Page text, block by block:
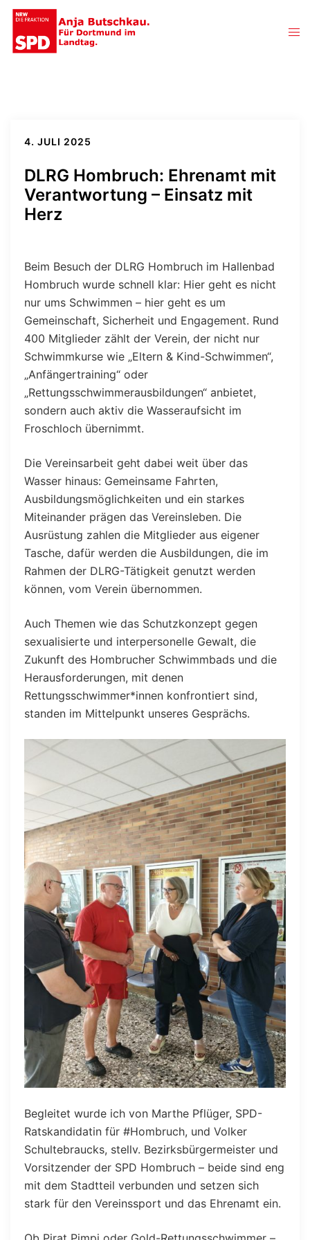
Zum
Inhalt
springen
4. JULI 2025
DLRG Hombruch: Ehrenamt mit
Verantwortung – Einsatz mit
Herz
Beim Besuch der DLRG Hombruch im Hallenbad
Hombruch wurde schnell klar: Hier geht es nicht
nur ums Schwimmen – hier geht es um
Gemeinschaft, Sicherheit und Engagement. Rund
400 Mitglieder zählt der Verein, der nicht nur
Schwimmkurse wie „Eltern & Kind-Schwimmen“,
„Anfängertraining“ oder
„Rettungsschwimmerausbildungen“ anbietet,
sondern auch aktiv die Wasseraufsicht im
Froschloch übernimmt.
Die Vereinsarbeit geht dabei weit über das
Wasser hinaus: Gemeinsame Fahrten,
Ausbildungsmöglichkeiten und ein starkes
Miteinander prägen das Vereinsleben. Die
Ausrüstung zahlen die Mitglieder aus eigener
Tasche, dafür werden die Ausbildungen, die im
Rahmen der DLRG-Tätigkeit genutzt werden
können, vom Verein übernommen.
Auch Themen wie das Schutzkonzept gegen
sexualisierte und interpersonelle Gewalt, die
Zukunft des Hombrucher Schwimmbads und die
Herausforderungen, mit denen
Rettungsschwimmer*innen konfrontiert sind,
standen im Mittelpunkt unseres Gesprächs.
Begleitet wurde ich von Marthe Pflüger, SPD-
Ratskandidatin für #Hombruch, und Volker
Schultebraucks, stellv. Bezirksbürgermeister und
Vorsitzender der SPD Hombruch – beide sind eng
mit dem Stadtteil verbunden und setzen sich
stark für den Vereinssport und das Ehrenamt ein.